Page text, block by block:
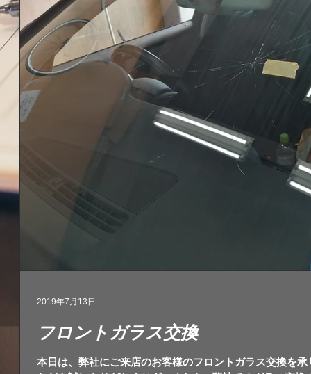
フロントガラス交換
本日は、弊社にご来店のお客様のフロントガラス交換を
2019年7月13日